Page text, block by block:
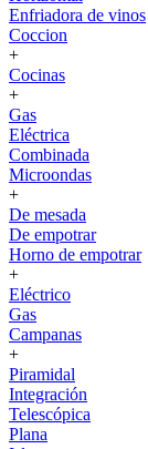
Enfriadora de vinos
Coccion
+
Cocinas
+
Gas
Eléctrica
Combinada
Microondas
+
De mesada
De empotrar
Horno de empotrar
+
Eléctrico
Gas
Campanas
+
Piramidal
Integración
Telescópica
Plana